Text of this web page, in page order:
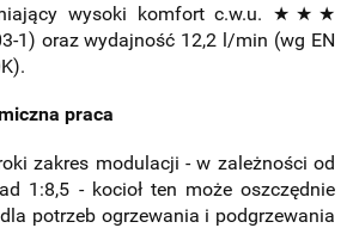
wysoki komfort c.w.u. ★★★
1) oraz wydajność 12,2 l/min (wg EN
praca
zakres modulacji - w zależności od
1:8,5 - kocioł ten może oszczędnie
potrzeb ogrzewania i podgrzewania